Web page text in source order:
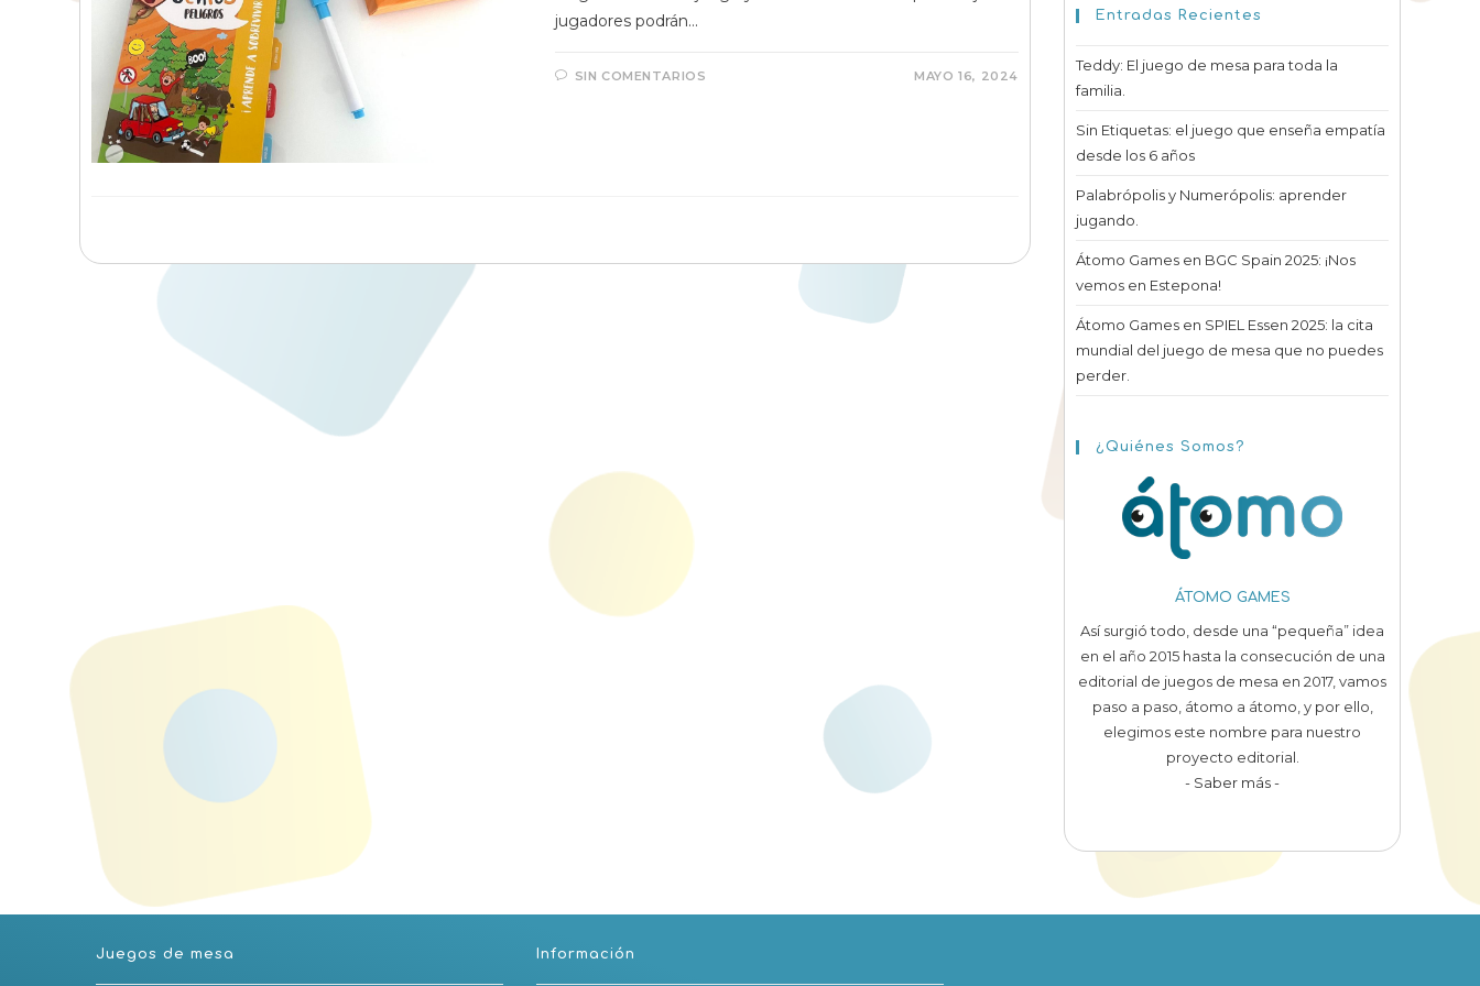
jugadores podrán…
SIN COMENTARIOS MAYO 16, 2024
Entradas Recientes
Teddy: El juego de mesa para toda la
familia.
Sin Etiquetas: el juego que enseña empatía
desde los 6 años
Palabrópolis y Numerópolis: aprender
jugando.
Átomo Games en BGC Spain 2025: ¡Nos
vemos en Estepona!
Átomo Games en SPIEL Essen 2025: la cita
mundial del juego de mesa que no puedes
perder.
¿Quiénes Somos?
ÁTOMO GAMES
Así surgió todo, desde una “pequeña” idea
en el año 2015 hasta la consecución de una
editorial de juegos de mesa en 2017, vamos
paso a paso, átomo a átomo, y por ello,
elegimos este nombre para nuestro
proyecto editorial.
- Saber más -
Juegos de mesa Información